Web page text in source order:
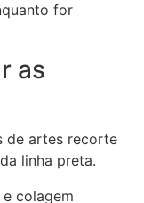
for
as
de artes recorte
linha preta.